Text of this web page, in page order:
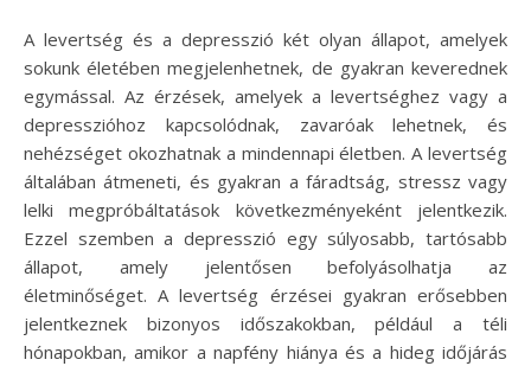
A levertség és a depresszió két olyan állapot, amelyek
sokunk életében megjelenhetnek, de gyakran keverednek
egymással. Az érzések, amelyek a levertséghez vagy a
depresszióhoz kapcsolódnak, zavaróak lehetnek, és
nehézséget okozhatnak a mindennapi életben. A levertség
általában átmeneti, és gyakran a fáradtság, stressz vagy
lelki megpróbáltatások következményeként jelentkezik.
Ezzel szemben a depresszió egy súlyosabb, tartósabb
állapot, amely jelentősen befolyásolhatja az
életminőséget. A levertség érzései gyakran erősebben
jelentkeznek bizonyos időszakokban, például a téli
hónapokban, amikor a napfény hiánya és a hideg időjárás